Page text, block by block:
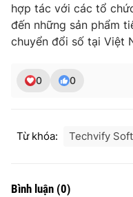
hợp tác với các tổ
đến những sản phẩm
chuyển đổi số tại Việt
0 0
Từ khóa: Techvify
Bình luận (0)